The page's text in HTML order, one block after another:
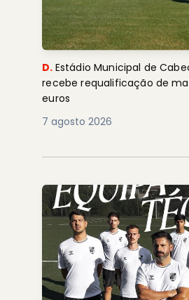
D. Estádio Municipal de
recebe requalificação de
euros
7 agosto 2026